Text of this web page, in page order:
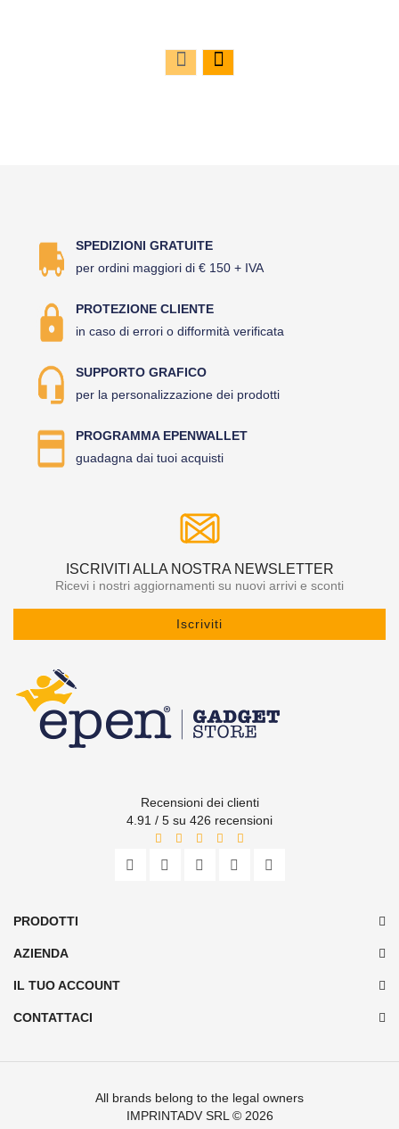
SPEDIZIONI GRATUITE
per ordini maggiori di € 150 + IVA
PROTEZIONE CLIENTE
in caso di errori o difformità verificata
SUPPORTO GRAFICO
per la personalizzazione dei prodotti
PROGRAMMA EPENWALLET
guadagna dai tuoi acquisti
ISCRIVITI ALLA NOSTRA NEWSLETTER
Ricevi i nostri aggiornamenti su nuovi arrivi e sconti
Iscriviti
Recensioni dei clienti
4.91 / 5 su 426 recensioni
PRODOTTI
AZIENDA
IL TUO ACCOUNT
CONTATTACI
All brands belong to the legal owners
IMPRINTADV SRL © 2026